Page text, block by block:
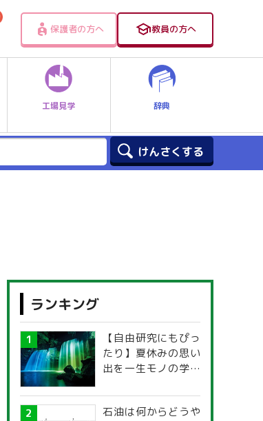
保護者の方へ 教員の方へ
工場見学 辞典
ランキング
【自由研究にもぴっ
たり】夏休みの思い
出を一生モノの学び
探究ガイド
石油は何からどうや